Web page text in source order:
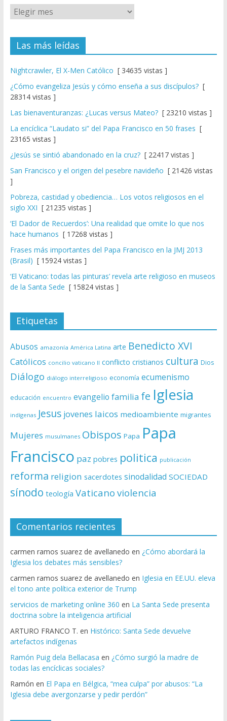
Las más leídas
Nightcrawler, El X-Men Católico [ 34635 vistas ]
¿Cómo evangeliza Jesús y cómo enseña a sus discípulos?[
28314 vistas ]
Las bienaventuranzas: ¿Lucas versus Mateo?[ 23210 vistas ]
La encíclica “Laudato si” del Papa Francisco en 50 frases [
23165 vistas ]
¿Jesús se sintió abandonado en la cruz?[ 22417 vistas ]
San Francisco y el origen del pesebre navideño [ 21426 vistas
]
Pobreza, castidad y obediencia… Los votos religiosos en el
siglo XXI [ 21235 vistas ]
‘El Dador de Recuerdos’: Una realidad que omite lo que nos
hace humanos [ 17268 vistas ]
Frases más importantes del Papa Francisco en la JMJ 2013
(Brasil) [ 15924 vistas ]
‘El Vaticano: todas las pinturas’ revela arte religioso en museos
de la Santa Sede [ 15824 vistas ]
Etiquetas
Abusos amazonía América Latina arte Benedicto XVI
Católicos concilio vaticano II conflicto cristianos cultura Dios
Diálogo diálogo interreligioso economía ecumenismo
educación encuentro evangelio familia fe Iglesia
indígenas Jesus jovenes laicos medioambiente migrantes
Mujeres musulmanes Obispos Papa Papa
Francisco paz pobres politica publicación
reforma religion sacerdotes sinodalidad SOCIEDAD
sínodo teología Vaticano violencia
Comentarios recientes
carmen ramos suarez de avellanedo en ¿Cómo abordará la
Iglesia los debates más sensibles?
carmen ramos suarez de avellanedo en Iglesia en EE.UU. eleva
el tono ante política exterior de Trump
servicios de marketing online 360 en La Santa Sede presenta
doctrina sobre la inteligencia artificial
ARTURO FRANCO T. en Histórico: Santa Sede devuelve
artefactos indígenas
Ramón Puig dela Bellacasa en ¿Cómo surgió la madre de
todas las encíclicas sociales?
Ramón en El Papa en Bélgica, “mea culpa” por abusos: “La
Iglesia debe avergonzarse y pedir perdón”